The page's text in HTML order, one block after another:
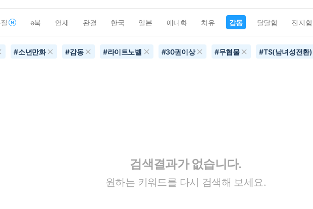
e북 연재 완결 한국 일본 애니화 치유 감동 달달함 진지함
#소년만화 #감동 #라이트노벨 #30권이상 #무협물 #TS(남녀성전환)
검색결과가 없습니다.
원하는 키워드를 다시 검색해 보세요.